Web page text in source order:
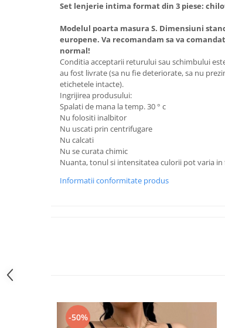
Set lenjerie intima format din 3 piese:
Modelul poarta masura S. Dimensiuni
europene. Va recomandam sa va
normal!
Conditia acceptarii returului sau schimbului
au fost livrate (sa nu fie deteriorate, sa nu
etichetele intacte).
Ingrijirea produsului:
Spalati de mana la temp. 30 ° c
Nu folositi inalbitor
Nu uscati prin centrifugare
Nu calcati
Nu se curata chimic
Nuanta, tonul si intensitatea culorii pot varia
Informatii conformitate produs
-50%